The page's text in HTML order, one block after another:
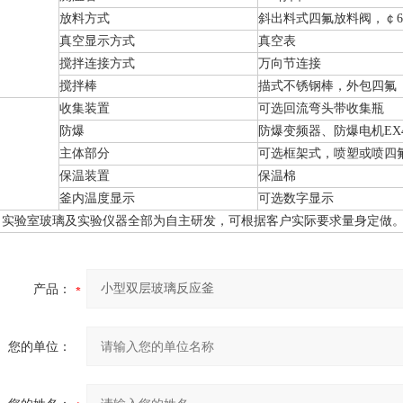
放料方式
斜出料式四氟放料阀，￠
真空显示方式
真空表
搅拌连接方式
万向节连接
搅拌棒
描式不锈钢棒，外包四氟
收集装置
可选回流弯头带收集瓶
防爆
防爆变频器、防爆电机
主体部分
可选框架式，喷塑或喷四
保温装置
保温棉
釜内温度显示
可选数字显示
验室玻璃及实验仪器全部为自主研发，可根据客户实际要求量身定做
产品：
您的单位：